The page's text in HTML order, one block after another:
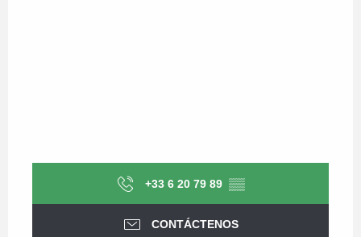
+33 6 20 79 89 ▒▒
CONTÁCTENOS